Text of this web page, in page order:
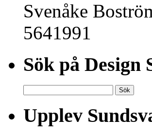
Svenåke
5641991
Sök på Design
efter:
Upplev